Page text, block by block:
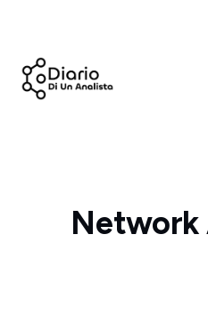
Network